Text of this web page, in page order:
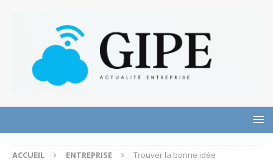
ACCUEIL ENTREPRISE
Trouver la bonne idée